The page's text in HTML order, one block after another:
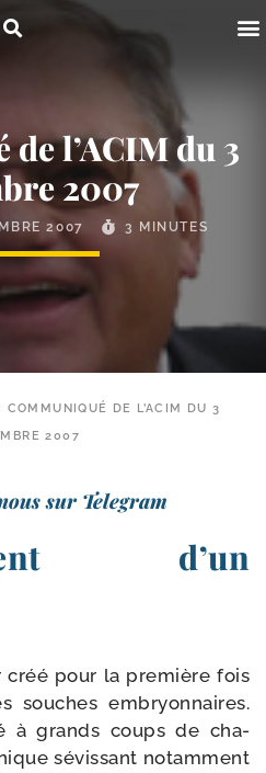
l’ACIM du 3
2007
2007 3 MINUTES
COMMUNIQUÉ DE L’ACIM DU 3
2007
sur Telegram
d’un
créé pour la pre­mière fois
souches embryon­naires.
à grands coups de cha­
sévis­sant notam­ment